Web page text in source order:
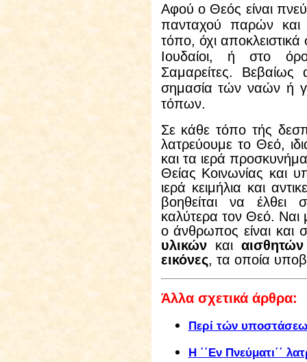
Αφού ο Θεός είναι
πανταχού παρών και
τόπο, όχι
Ιουδαίοι, ή στο
Σαμαρείτες. Βεβαίως
σημασία τών ναών ή
τόπων.
Σε κάθε τόπο τής
λατρεύουμε το Θεό,
και τα ιερά
Θείας Κοινωνίας και
ιερά κειμήλια και
βοηθείται να έλθει
καλύτερα τον Θεό. Ναι
ο άνθρωπος είναι και
υλικώνκαι αισθητών
εικόνες, τα οποία
Άλλα σχετικά άρθρα:
Περί τών
Η ΄΄Εν Πνεύματι΄΄